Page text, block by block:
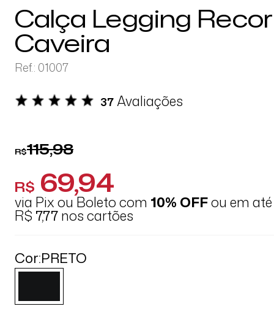
Calça Legging
Caveira
Ref.: 01007
37Avaliações
R$115,98
R$ 69,94
via Pix ou Boleto com 10% OFFou em
R$ 7,77nos cartões
Cor:PRETO